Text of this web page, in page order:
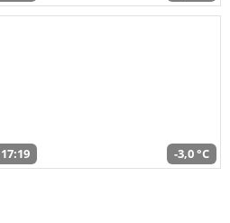
17:19 -3,0 °C